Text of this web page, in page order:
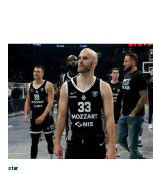
star